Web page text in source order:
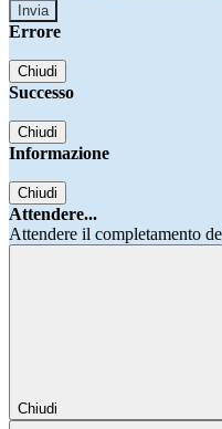
Errore
Chiudi
Successo
Chiudi
Informazione
Chiudi
Attendere...
Attendere il completamento
Chiudi